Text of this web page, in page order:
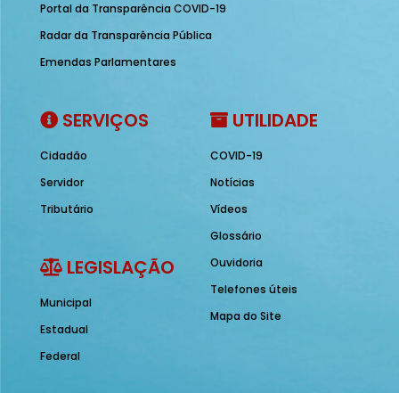
Portal da Transparência COVID-19
Radar da Transparência Pública
Emendas Parlamentares
SERVIÇOS
Cidadão
Servidor
Tributário
LEGISLAÇÃO
Municipal
Estadual
Federal
UTILIDADE
COVID-19
Notícias
Vídeos
Glossário
Ouvidoria
Telefones úteis
Mapa do Site